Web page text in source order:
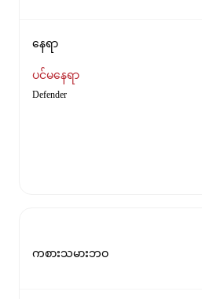
နေရာ
ပင်မနေရာ
Defender
ကစားသမားဘဝ